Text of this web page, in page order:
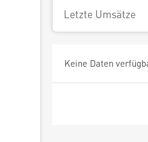
Letzte Umsätze
Keine Daten